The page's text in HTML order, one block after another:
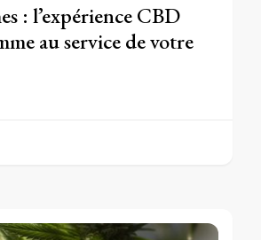
: l’expérience CBD
au service de votre